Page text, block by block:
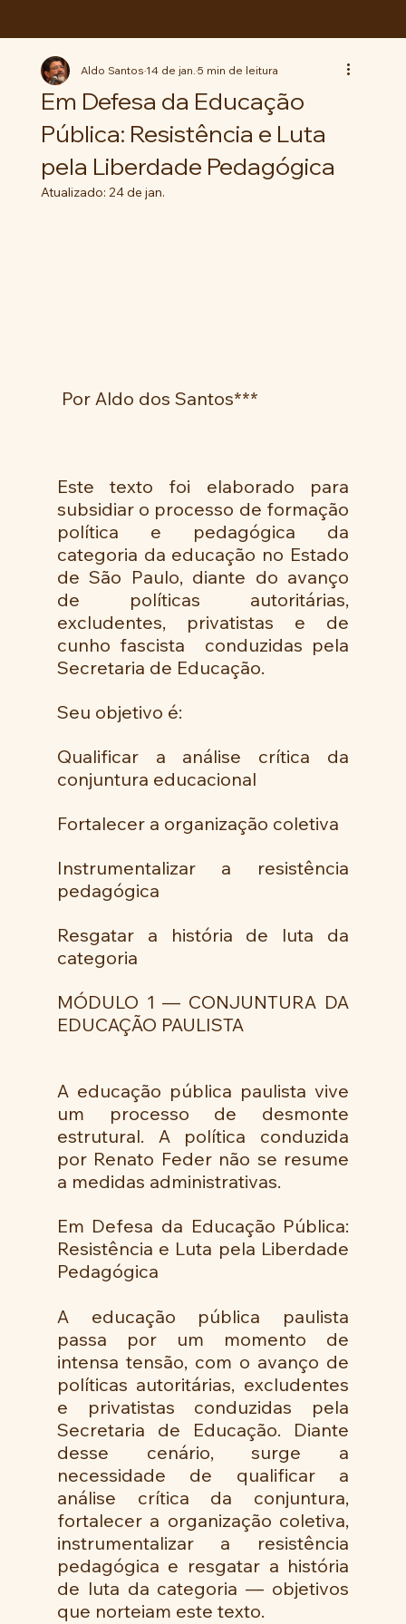
Em Defesa da Educação
Pública: Resistência e Luta
pela Liberdade Pedagógica
Aldo Santos14 de jan.5 min de leitura
Atualizado: 24 de jan.
Por Aldo dos Santos***
Este texto foi elaborado para
subsidiar o processo de formação
política e pedagógica da
categoria da educação no Estado
de São Paulo, diante do avanço
de políticas autoritárias,
excludentes, privatistas e de
cunho fascista  conduzidas pela
Secretaria de Educação.
Seu objetivo é:
Qualificar a análise crítica da
conjuntura educacional
Fortalecer a organização coletiva
Instrumentalizar a resistência
pedagógica
Resgatar a história de luta da
categoria
MÓDULO 1 — CONJUNTURA DA
EDUCAÇÃO PAULISTA
A educação pública paulista vive
um processo de desmonte
estrutural. A política conduzida
por Renato Feder não se resume
a medidas administrativas.
Em Defesa da Educação Pública:
Resistência e Luta pela Liberdade
Pedagógica
A educação pública paulista
passa por um momento de
intensa tensão, com o avanço de
políticas autoritárias, excludentes
e privatistas conduzidas pela
Secretaria de Educação. Diante
desse cenário, surge a
necessidade de qualificar a
análise crítica da conjuntura,
fortalecer a organização coletiva,
instrumentalizar a resistência
pedagógica e resgatar a história
de luta da categoria — objetivos
que norteiam este texto.